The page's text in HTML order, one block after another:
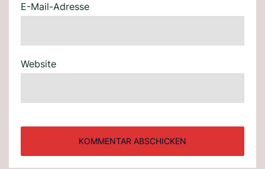
E-Mail-Adresse
Website